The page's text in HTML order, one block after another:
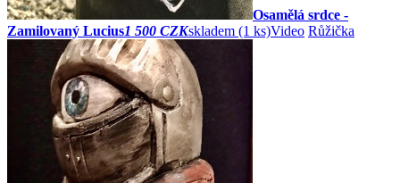
Osamělá srdce -
Zamilovaný Lucius1 500 CZKskladem (1 ks)Video Růžička